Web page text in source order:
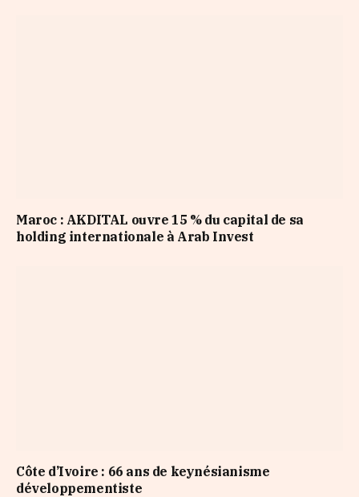
Maroc : AKDITAL ouvre 15 % du capital de sa
holding internationale à Arab Invest
Côte d’Ivoire : 66 ans de keynésianisme
développementiste